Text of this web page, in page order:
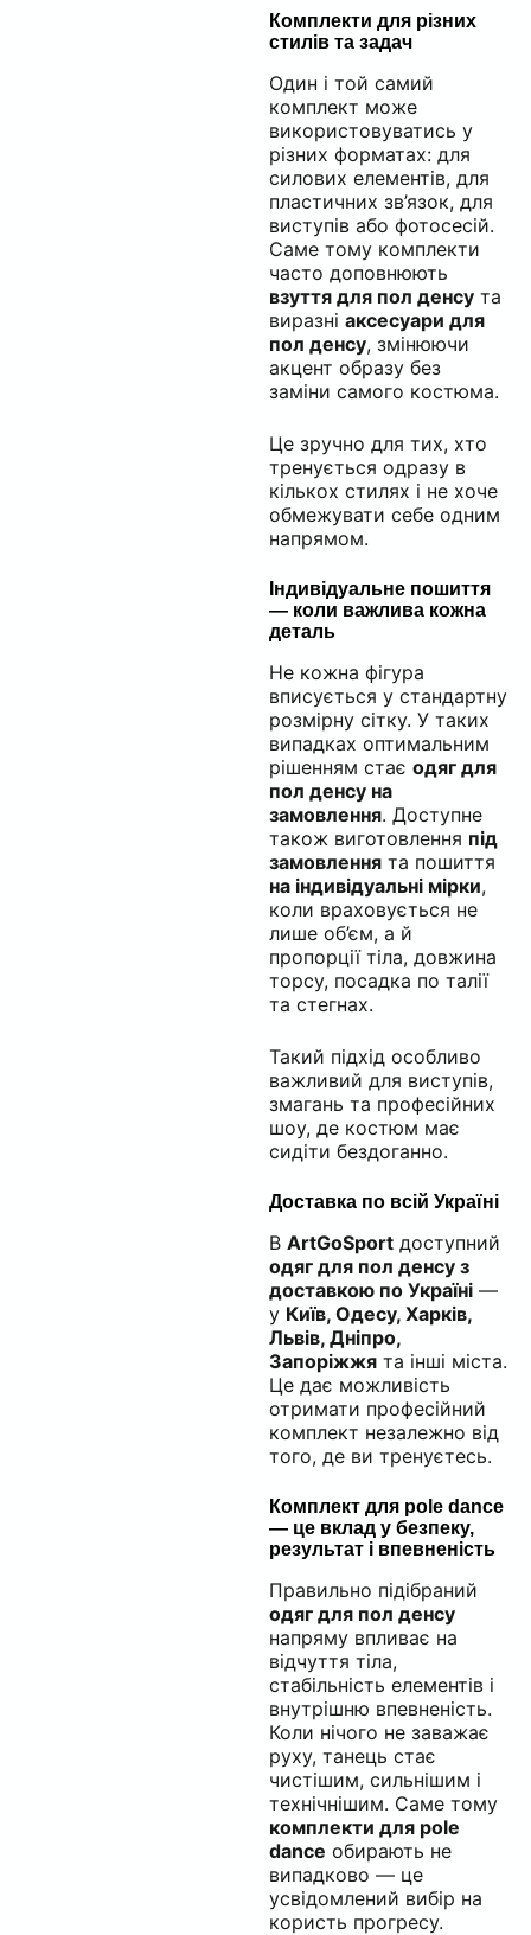
Комплекти для різних
стилів та задач
Один і той самий
комплект може
використовуватись у
різних форматах: для
силових елементів, для
пластичних зв’язок, для
виступів або фотосесій.
Саме тому комплекти
часто доповнюють
взуття для пол денсута
виразні аксесуари для
пол денсу, змінюючи
акцент образу без
заміни самого костюма.
Це зручно для тих, хто
тренується одразу в
кількох стилях і не хоче
обмежувати себе одним
напрямом.
Індивідуальне пошиття
— коли важлива кожна
деталь
Не кожна фігура
вписується у стандартну
розмірну сітку. У таких
випадках оптимальним
рішенням стає одяг для
пол денсу на
замовлення. Доступне
також виготовлення під
замовленнята пошиття
на індивідуальні мірки,
коли враховується не
лише об’єм, а й
пропорції тіла, довжина
торсу, посадка по талії
та стегнах.
Такий підхід особливо
важливий для виступів,
змагань та професійних
шоу, де костюм має
сидіти бездоганно.
Доставка по всій Україні
В ArtGoSportдоступний
одяг для пол денсу з
доставкою по Україні—
у Київ, Одесу, Харків,
Львів, Дніпро,
Запоріжжята інші міста.
Це дає можливість
отримати професійний
комплект незалежно від
того, де ви тренуєтесь.
Комплект для pole dance
— це вклад у безпеку,
результат і впевненість
Правильно підібраний
одяг для пол денсу
напряму впливає на
відчуття тіла,
стабільність елементів і
внутрішню впевненість.
Коли нічого не заважає
руху, танець стає
чистішим, сильнішим і
технічнішим. Саме тому
комплекти для pole
dance обирають не
випадково — це
усвідомлений вибір на
користь прогресу.